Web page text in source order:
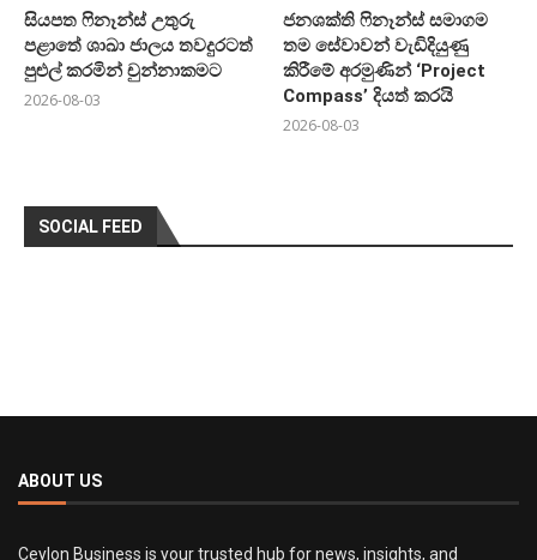
සියපත ෆිනෑන්ස් උතුරු
පළාතේ ශාඛා ජාලය තවදුරටත්
පුළුල් කරමින් චුන්නාකමට
2026-08-03
ජනශක්ති ෆිනෑන්ස් සමාගම
තම සේවාවන් වැඩිදියුණු
කිරීමේ අරමුණින් ‘Project
Compass’ දියත් කරයි
2026-08-03
SOCIAL FEED
ABOUT US
Ceylon Business is your trusted hub for news, insights, and